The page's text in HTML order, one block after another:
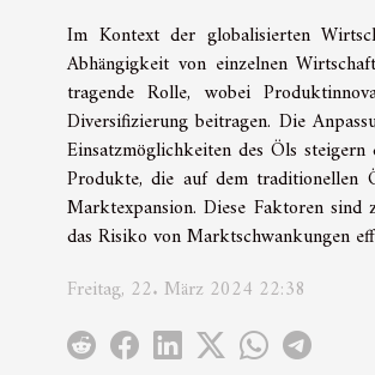
Im Kontext der globalisierten
Abhängigkeit von einzelnen
tragende Rolle, wobei
Diversifizierung beitragen. Die
Einsatzmöglichkeiten des Öls
Produkte, die auf dem traditionellen
Marktexpansion. Diese Faktoren
das Risiko von Marktschwankungen
Freitag, 22. März 2024 22:38